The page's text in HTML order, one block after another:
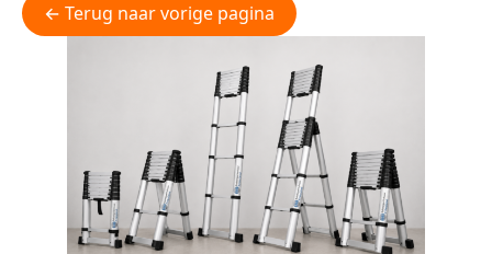
← Terug naar vorige pagina